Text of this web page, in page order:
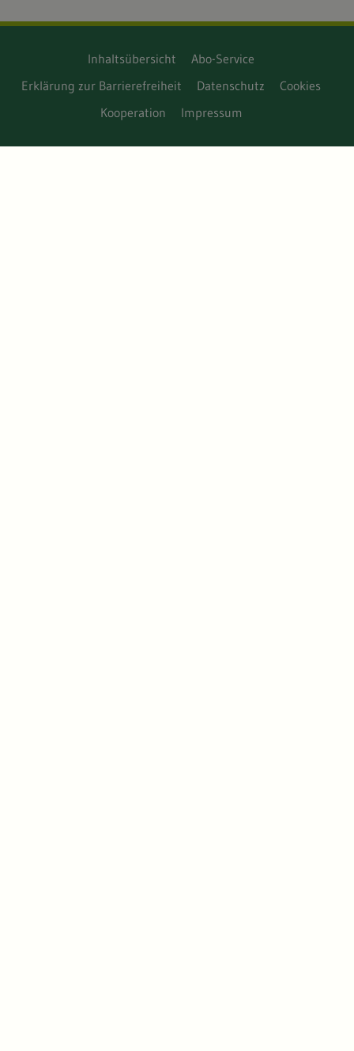
Inhaltsübersicht
Abo-Service
Erklärung zur Barrierefreiheit
Datenschutz
Cookies
Kooperation
Impressum